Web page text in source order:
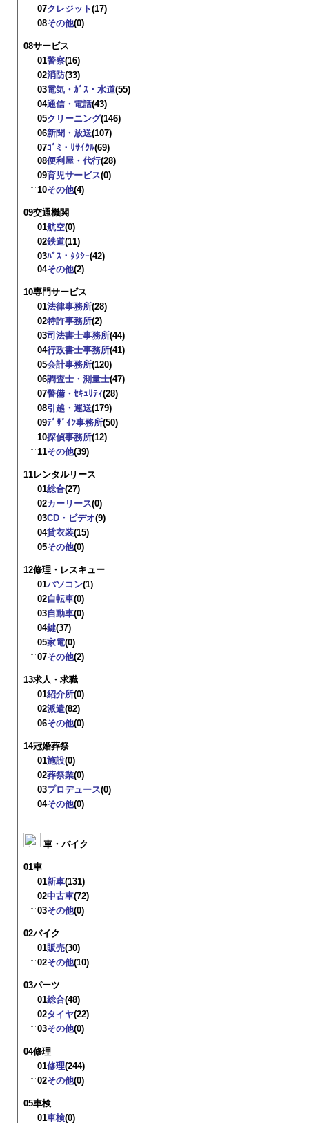
07クレジット(17)
08その他(0)
08サービス
01警察(16)
02消防(33)
03電気・ｶﾞｽ・水道(55)
04通信・電話(43)
05クリーニング(146)
06新聞・放送(107)
07ｺﾞﾐ・ﾘｻｲｸﾙ(69)
08便利屋・代行(28)
09育児サービス(0)
10その他(4)
09交通機関
01航空(0)
02鉄道(11)
03ﾊﾞｽ・ﾀｸｼｰ(42)
04その他(2)
10専門サービス
01法律事務所(28)
02特許事務所(2)
03司法書士事務所(44)
04行政書士事務所(41)
05会計事務所(120)
06調査士・測量士(47)
07警備・ｾｷｭﾘﾃｨ(28)
08引越・運送(179)
09ﾃﾞｻﾞｲﾝ事務所(50)
10探偵事務所(12)
11その他(39)
11レンタルリース
01総合(27)
02カーリース(0)
03CD・ビデオ(9)
04貸衣装(15)
05その他(0)
12修理・レスキュー
01パソコン(1)
02自転車(0)
03自動車(0)
04鍵(37)
05家電(0)
07その他(2)
13求人・求職
01紹介所(0)
02派遣(82)
06その他(0)
14冠婚葬祭
01施設(0)
02葬祭業(0)
03プロデュース(0)
04その他(0)
車・バイク
01車
01新車(131)
02中古車(72)
03その他(0)
02バイク
01販売(30)
02その他(10)
03パーツ
01総合(48)
02タイヤ(22)
03その他(0)
04修理
01修理(244)
02その他(0)
05車検
01車検(0)